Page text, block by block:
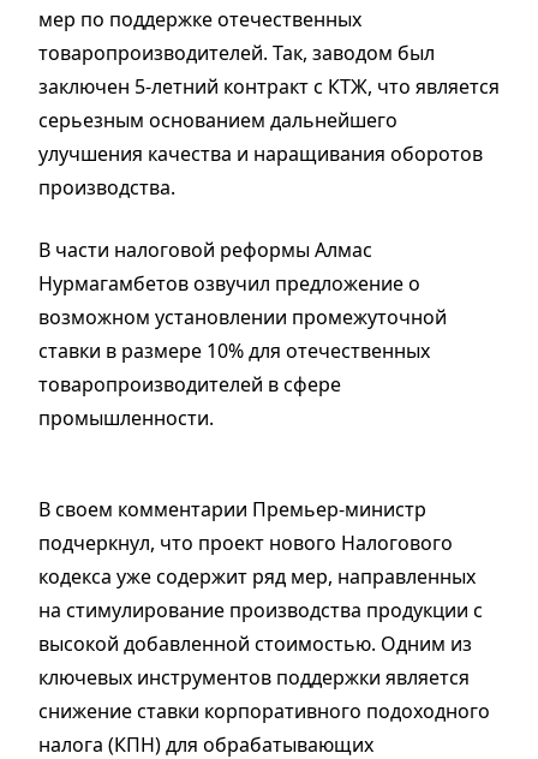
мер по поддержке отечественных
товаропроизводителей. Так, заводом был
заключен 5-летний контракт с КТЖ, что является
серьезным основанием дальнейшего
улучшения качества и наращивания оборотов
производства.
В части налоговой реформы Алмас
Нурмагамбетов озвучил предложение о
возможном установлении промежуточной
ставки в размере 10% для отечественных
товаропроизводителей в сфере
промышленности.
В своем комментарии Премьер-министр
подчеркнул, что проект нового Налогового
кодекса уже содержит ряд мер, направленных
на стимулирование производства продукции с
высокой добавленной стоимостью. Одним из
ключевых инструментов поддержки является
снижение ставки корпоративного подоходного
налога (КПН) для обрабатывающих